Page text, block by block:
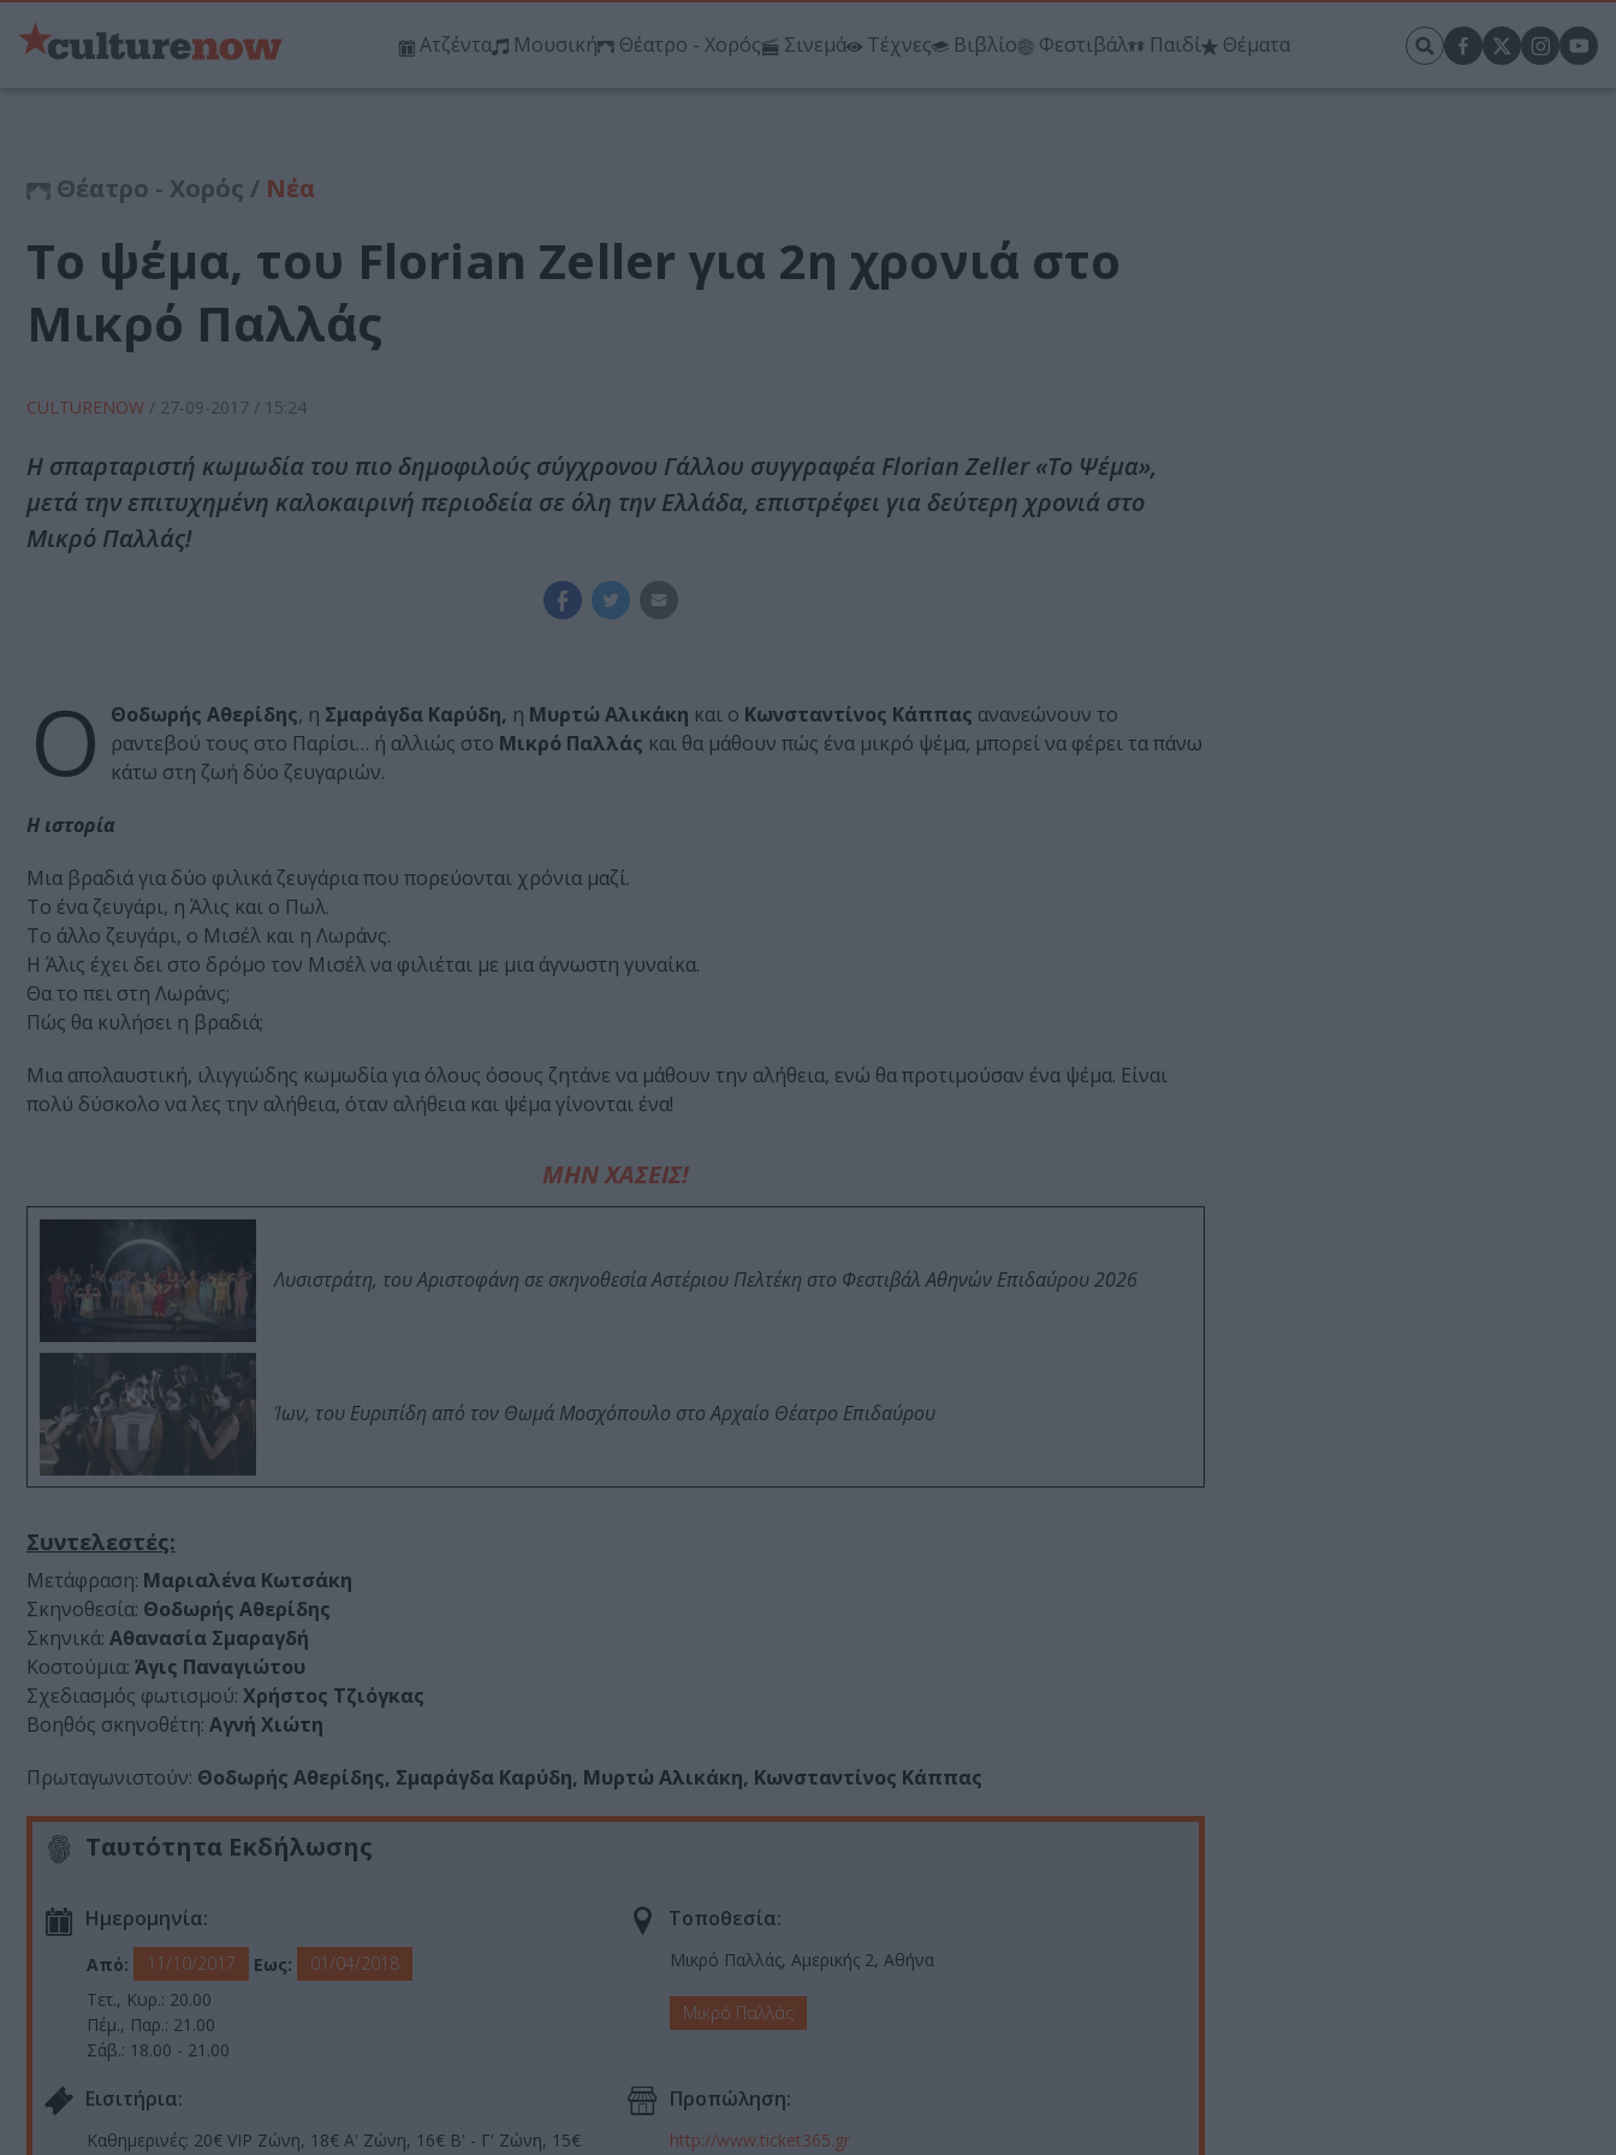
Ατζέντα Μουσική Θέατρο - Χορός Σινεμά Τέχνες Βιβλίο Φεστιβάλ Παιδί Θέματα
Θέατρο - Χορός / Νέα
Το ψέμα, του Florian Zeller για 2η χρονιά στο
Μικρό Παλλάς
CULTURENOW / 27-09-2017 / 15:24
Η σπαρταριστή κωμωδία του πιο δημοφιλούς σύγχρονου Γάλλου συγγραφέα Florian Zeller «Το Ψέμα»,
μετά την επιτυχημένη καλοκαιρινή περιοδεία σε όλη την Ελλάδα, επιστρέφει για δεύτερη χρονιά στο
Μικρό Παλλάς!
Ο Θοδωρής Αθερίδης, η Σμαράγδα Καρύδη, η Μυρτώ Αλικάκη και o Κωνσταντίνος Κάππας ανανεώνουν το
ραντεβού τους στο Παρίσι… ή αλλιώς στο Μικρό Παλλάς και θα μάθουν πώς ένα μικρό ψέμα, μπορεί να φέρει τα πάνω
κάτω στη ζωή δύο ζευγαριών.
Η ιστορία
Μια βραδιά για δύο φιλικά ζευγάρια που πορεύονται χρόνια μαζί.
Το ένα ζευγάρι, η Άλις και ο Πωλ.
Το άλλο ζευγάρι, ο Μισέλ και η Λωράνς.
Η Άλις έχει δει στο δρόμο τον Μισέλ να φιλιέται με μια άγνωστη γυναίκα.
Θα το πει στη Λωράνς;
Πώς θα κυλήσει η βραδιά;
Μια απολαυστική, ιλιγγιώδης κωμωδία για όλους όσους ζητάνε να μάθουν την αλήθεια, ενώ θα προτιμούσαν ένα ψέμα. Είναι
πολύ δύσκολο να λες την αλήθεια, όταν αλήθεια και ψέμα γίνονται ένα!
ΜΗΝ ΧΑΣΕΙΣ!
Λυσιστράτη, του Αριστοφάνη σε σκηνοθεσία Αστέριου Πελτέκη στο Φεστιβάλ Αθηνών Επιδαύρου 2026
Ίων, του Ευριπίδη από τον Θωμά Μοσχόπουλο στο Αρχαίο Θέατρο Επιδαύρου
Συντελεστές:
Μετάφραση: Μαριαλένα Κωτσάκη
Σκηνοθεσία: Θοδωρής Αθερίδης
Σκηνικά: Αθανασία Σμαραγδή
Κοστούμια: Άγις Παναγιώτου
Σχεδιασμός φωτισμού: Χρήστος Τζιόγκας
Βοηθός σκηνοθέτη: Αγνή Χιώτη
Πρωταγωνιστούν: Θοδωρής Αθερίδης, Σμαράγδα Καρύδη, Μυρτώ Αλικάκη, Κωνσταντίνος Κάππας
Ταυτότητα Εκδήλωσης
Ημερομηνία:
Από: 11/10/2017 Εως:
01/04/2018
Τετ., Κυρ.: 20.00
Πέμ., Παρ.: 21.00
Σάβ.: 18.00 - 21.00
Τοποθεσία:
Μικρό Παλλάς, Αμερικής 2, Αθήνα
Μικρό Παλλάς
Eισιτήρια:
Καθημερινές: 20€ VIP Ζώνη, 18€ Α' Ζώνη, 16€ Β' - Γ' Ζώνη, 15€
Προπώληση:
http://www.ticket365.gr